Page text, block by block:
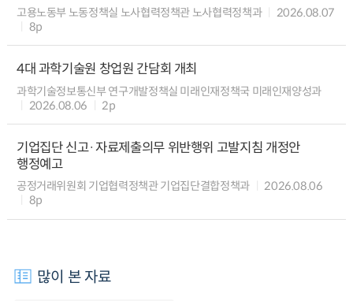
고용노동부 노동정책실 노사협력정책관 노사협력정책과
2026.08.07
8p
4대 과학기술원 창업원 간담회 개최
과학기술정보통신부 연구개발정책실 미래인재정책국 미래인재양성과
2026.08.06
2p
기업집단 신고·자료제출의무 위반행위 고발지침 개정안
행정예고
공정거래위원회 기업협력정책관 기업집단결합정책과
2026.08.06
8p
많이 본 자료